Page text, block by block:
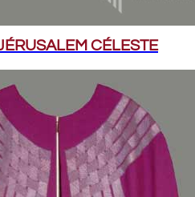
CÉLESTE